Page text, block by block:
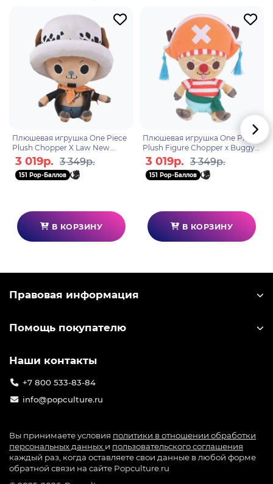
встретились на борту корабля-призрака,
дрейфующего во Флорианском Треугольнике.
Брук съел Дьявольский плод Ёми Ёми, благодаря
которому воскрес после своей смерти. Его мечта
- вернуться к своему накама - Лабуну.
Плюшевая игрушка One Piece
Plush Chopper X Law New
World Ver. 20см 6931080103944
3 019р. 3 349р.
151 Pop-Баллов
В КОРЗИНУ
Плюшевая игрушка One Piece
Plush Figure Chopper x Buggy
20см 6931080108321
3 019р. 3 349р.
151 Pop-Баллов
В КОРЗИНУ
Правовая информация
Помощь покупателю
Наши контакты
+7 800 533-83-84
info@popculture.ru
Вы принимаете условия политики в отношении обработки
персональных данных и пользовательского соглашения
каждый раз, когда оставляете свои данные в любой форме
обратной связи на сайте Popculture.ru